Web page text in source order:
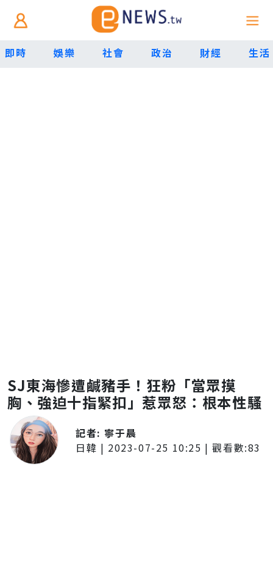
即時 娛樂 社會 政治 財經 生活
SJ東海慘遭鹹豬手！狂粉「當眾摸
胸、強迫十指緊扣」惹眾怒：根本性騷
記者: 寧于晨
日韓 | 2023-07-25 10:25 | 觀看數:83